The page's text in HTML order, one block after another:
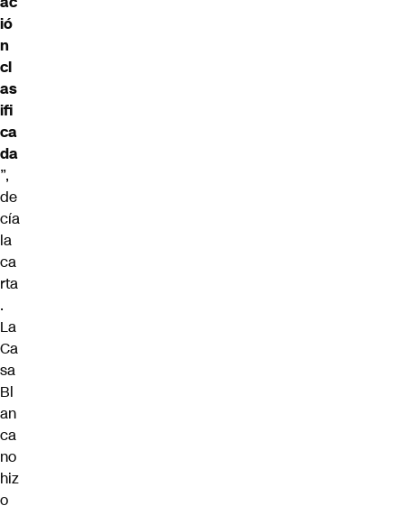
ió
n
cl
as
ifi
ca
da
”,
de
cía
la
ca
rta
.
La
Ca
sa
Bl
an
ca
no
hiz
o